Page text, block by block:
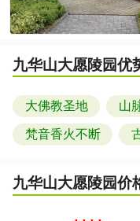
九华山大愿陵园优
大佛教圣地 山
梵音香火不断
九华山大愿陵园价